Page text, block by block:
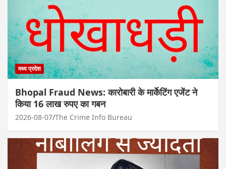
मध्य प्रदेश
Bhopal Fraud News: कारोबारी के मार्केटिंग एजेंट ने
किया 16 लाख रुपए का गबन
2026-08-07 The Crime Info Bureau